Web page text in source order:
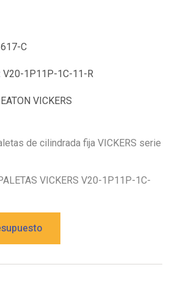
C
V20-1P11P-1C-11-R
EATON VICKERS
de cilindrada fija VICKERS serie
VICKERS V20-1P11P-1C-